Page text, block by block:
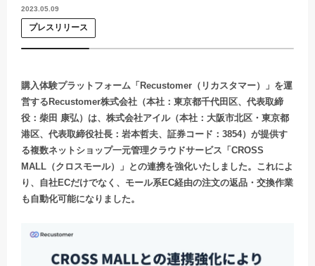
2023.05.09
プレスリリース
購入体験プラットフォーム「Recustomer（リカスタマー）」を運
営するRecustomer株式会社（本社：東京都千代田区、代表取締
役：柴田 康弘）は、株式会社アイル（本社：大阪市北区・東京都
港区、代表取締役社長：岩本哲夫、証券コード：3854）が提供す
る複数ネットショップ一元管理クラウドサービス「CROSS
MALL（クロスモール）」との連携を強化いたしました。これによ
り、自社ECだけでなく、モール系EC経由の注文の返品・交換作業
も自動化可能になりました。